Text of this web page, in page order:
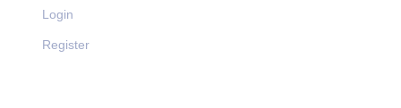
Login
Register